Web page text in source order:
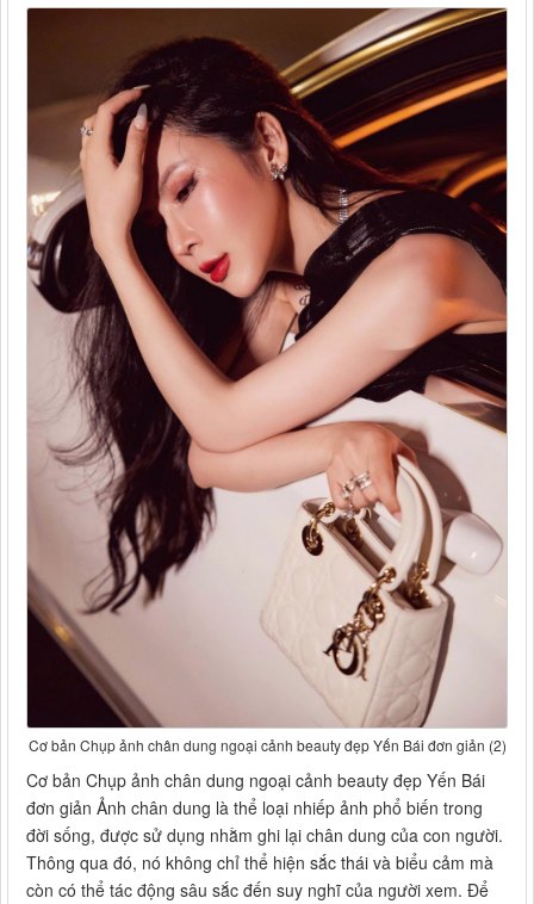
Cơ bản Chụp ảnh chân dung ngoại cảnh beauty đẹp Yến Bái đơn giản (2)
Cơ bản Chụp ảnh chân dung ngoại cảnh beauty đẹp Yến Bái
đơn giản Ảnh chân dung là thể loại nhiếp ảnh phổ biến trong
đời sống, được sử dụng nhằm ghi lại chân dung của con người.
Thông qua đó, nó không chỉ thể hiện sắc thái và biểu cảm mà
còn có thể tác động sâu sắc đến suy nghĩ của người xem. Để